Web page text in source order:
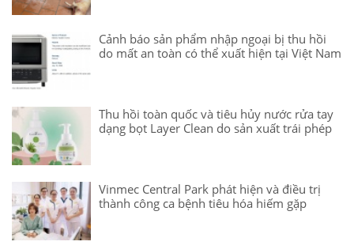
Cảnh báo sản phẩm nhập ngoại bị thu hồi
do mất an toàn có thể xuất hiện tại Việt Nam
Thu hồi toàn quốc và tiêu hủy nước rửa tay
dạng bọt Layer Clean do sản xuất trái phép
Vinmec Central Park phát hiện và điều trị
thành công ca bệnh tiêu hóa hiếm gặp